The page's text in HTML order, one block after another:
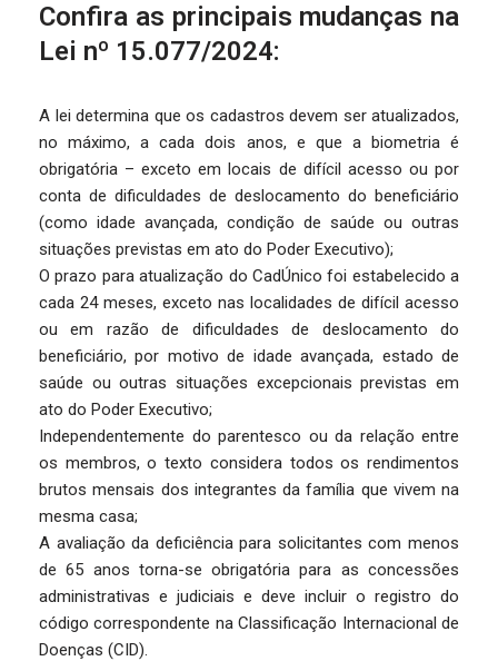
Confira as principais mudanças na
Lei nº 15.077/2024:
A lei determina que os cadastros devem ser atualizados,
no máximo, a cada dois anos, e que a biometria é
obrigatória – exceto em locais de difícil acesso ou por
conta de dificuldades de deslocamento do beneficiário
(como idade avançada, condição de saúde ou outras
situações previstas em ato do Poder Executivo);
O prazo para atualização do CadÚnico foi estabelecido a
cada 24 meses, exceto nas localidades de difícil acesso
ou em razão de dificuldades de deslocamento do
beneficiário, por motivo de idade avançada, estado de
saúde ou outras situações excepcionais previstas em
ato do Poder Executivo;
Independentemente do parentesco ou da relação entre
os membros, o texto considera todos os rendimentos
brutos mensais dos integrantes da família que vivem na
mesma casa;
A avaliação da deficiência para solicitantes com menos
de 65 anos torna-se obrigatória para as concessões
administrativas e judiciais e deve incluir o registro do
código correspondente na Classificação Internacional de
Doenças (CID).